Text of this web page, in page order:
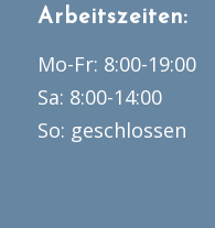
Arbeitszeiten:
Mo-Fr: 8:00-19:00
Sa: 8:00-14:00
So: geschlossen